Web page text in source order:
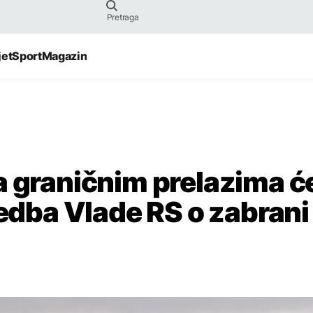
SportMagazin
graničnim prelazima
Vlade RS o zabrani